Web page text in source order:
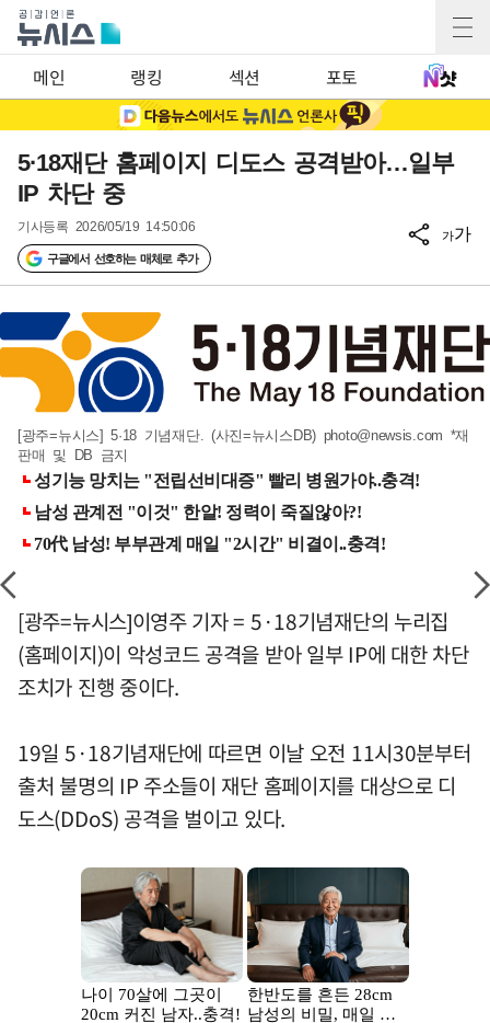
메인 랭킹 섹션 포토
5·18재단 홈페이지 디도스 공격받아…일부
IP 차단 중
기사등록 2026/05/19 14:50:06
구글에서 선호하는 매체로 추가
가가
[광주=뉴시스] 5·18 기념재단. (사진=뉴시스DB) photo@newsis.com *재
판매 및 DB 금지
[광주=뉴시스]이영주 기자 = 5·18기념재단의 누리집
(홈페이지)이 악성코드 공격을 받아 일부 IP에 대한 차단
조치가 진행 중이다.
19일 5·18기념재단에 따르면 이날 오전 11시30분부터
출처 불명의 IP 주소들이 재단 홈페이지를 대상으로 디
도스(DDoS) 공격을 벌이고 있다.